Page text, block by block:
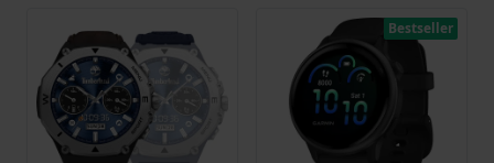
Bestseller